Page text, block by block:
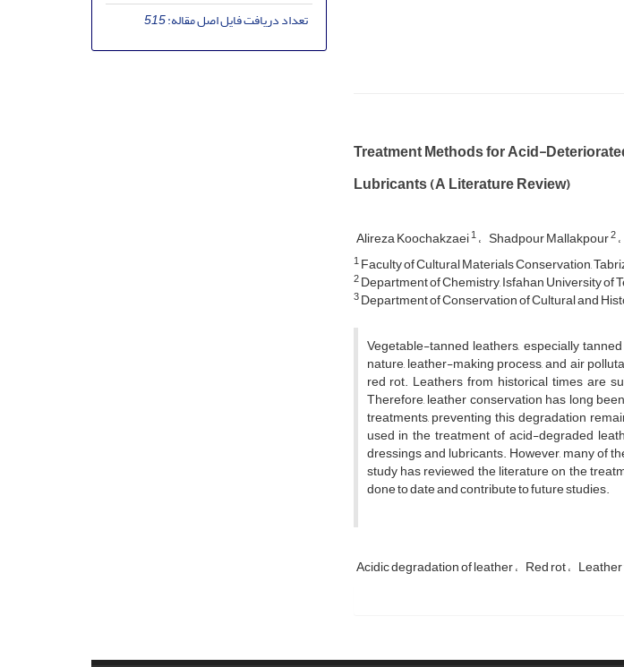
Treatment Methods for Acid-
Lubricants (A Literature Review)
Alireza Koochakzaei1 Shadpour Mallakpour2
1Faculty of Cultural Materials Conservation,
2Department of Chemistry, Isfahan University of
3Department of Conservation of Cultural and
Vegetable-tanned leathers, especially
nature, leather-making process, and air
red rot. Leathers from historical times are
Therefore, leather conservation has long
treatments, preventing this degradation
used in the treatment of acid-degraded
dressings and lubricants. However, many of
study has reviewed the literature on the
done to date and contribute to future studies.
Acidic degradation of leather Red rot
تعداد دریافت فایل اصل مقاله:515